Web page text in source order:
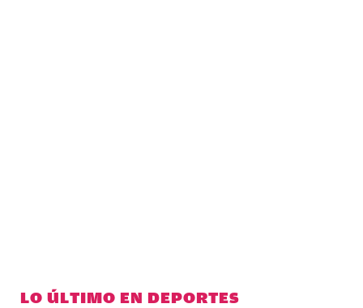
LO ÚLTIMO EN DEPORTES